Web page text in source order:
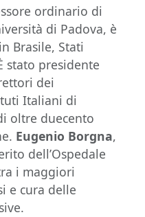
ordinario di
di Padova, è
Brasile, Stati
stato presidente
dei
Italiani di
oltre duecento
Eugenio Borgna,
dell’Ospedale
i maggiori
e cura delle